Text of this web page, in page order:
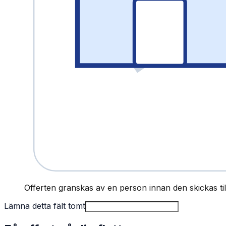
Offerten granskas av en person innan den skickas
Lämna detta fält tomt